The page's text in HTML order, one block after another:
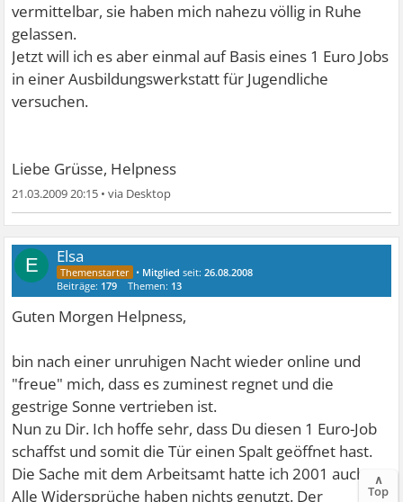
vermittelbar, sie haben mich nahezu völlig in Ruhe
gelassen.
Jetzt will ich es aber einmal auf Basis eines 1 Euro Jobs
in einer Ausbildungswerkstatt für Jugendliche
versuchen.
Liebe Grüsse, Helpness
21.03.2009 20:15 •
E Elsa
• Mitglied seit:26.08.2008
Beiträge: 179 Themen: 13
Guten Morgen Helpness,
bin nach einer unruhigen Nacht wieder online und
"freue" mich, dass es zuminest regnet und die
gestrige Sonne vertrieben ist.
Nun zu Dir. Ich hoffe sehr, dass Du diesen 1 Euro-Job
schaffst und somit die Tür einen Spalt geöffnet hast.
Die Sache mit dem Arbeitsamt hatte ich 2001 auch.
Alle Widersprüche haben nichts genutzt. Der
∧
Top